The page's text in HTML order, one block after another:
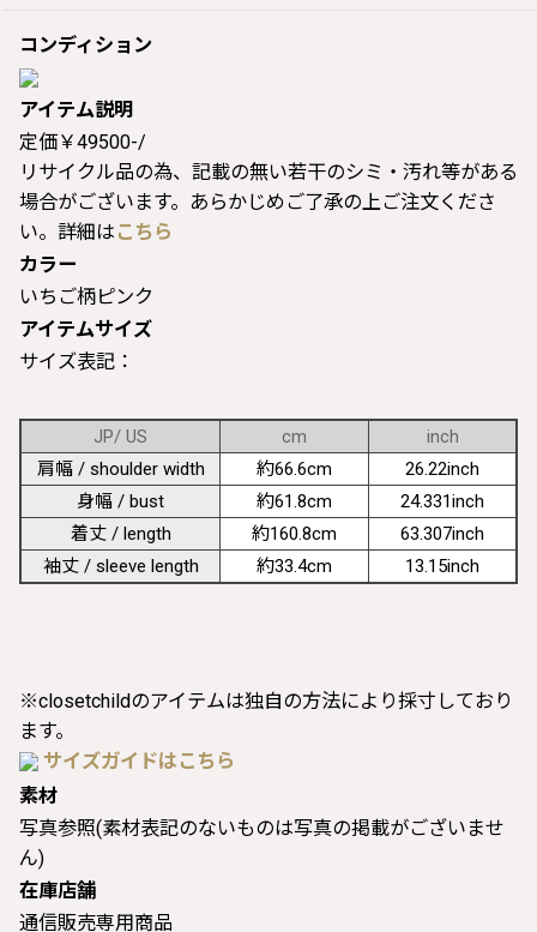
コンディション
アイテム説明
定価￥49500-/
リサイクル品の為、記載の無い若干のシミ・汚れ等がある
場合がございます。あらかじめご了承の上ご注文くださ
い。詳細は こちら
カラー
いちご柄ピンク
アイテムサイズ
サイズ表記：
JP/ US cm
inch
肩幅 / shoulder width
約66.6cm
26.22inch
身幅 / bust
約61.8cm
24.331inch
着丈 / length
約160.8cm
63.307inch
袖丈 / sleeve length
約33.4cm 13.15inch
※closetchildのアイテムは独自の方法により採寸しており
ます。
サイズガイドはこちら
素材
写真参照(素材表記のないものは写真の掲載がございませ
ん)
在庫店舗
通信販売専用商品